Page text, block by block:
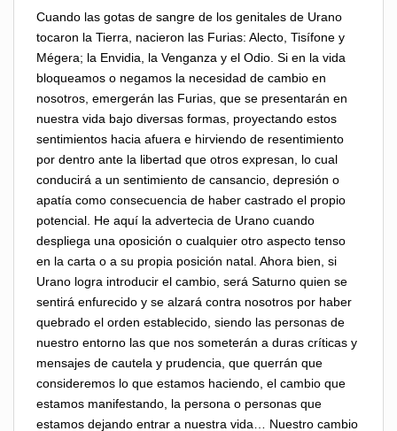
Cuando las gotas de sangre de los genitales de Urano
tocaron la Tierra, nacieron las Furias: Alecto, Tisífone y
Mégera; la Envidia, la Venganza y el Odio. Si en la vida
bloqueamos o negamos la necesidad de cambio en
nosotros, emergerán las Furias, que se presentarán en
nuestra vida bajo diversas formas, proyectando estos
sentimientos hacia afuera e hirviendo de resentimiento
por dentro ante la libertad que otros expresan, lo cual
conducirá a un sentimiento de cansancio, depresión o
apatía como consecuencia de haber castrado el propio
potencial. He aquí la advertecia de Urano cuando
despliega una oposición o cualquier otro aspecto tenso
en la carta o a su propia posición natal. Ahora bien, si
Urano logra introducir el cambio, será Saturno quien se
sentirá enfurecido y se alzará contra nosotros por haber
quebrado el orden establecido, siendo las personas de
nuestro entorno las que nos someterán a duras críticas y
mensajes de cautela y prudencia, que querrán que
consideremos lo que estamos haciendo, el cambio que
estamos manifestando, la persona o personas que
estamos dejando entrar a nuestra vida… Nuestro cambio